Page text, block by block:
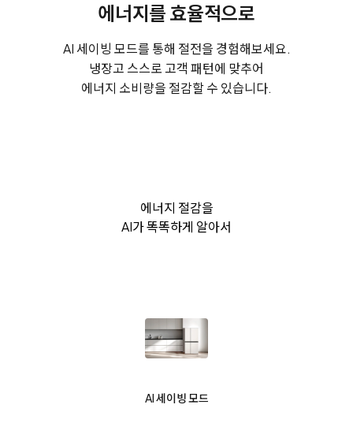
에너지를 효율적으로
AI 세이빙 모드를 통해 절전을 경험해보세요.
냉장고 스스로 고객 패턴에 맞추어
에너지 소비량을 절감할 수 있습니다.
에너지 절감을
AI가 똑똑하게 알아서
AI 세이빙 모드